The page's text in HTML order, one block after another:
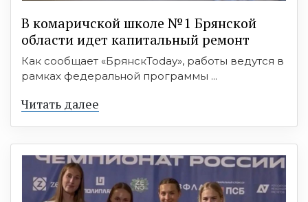
В комаричской школе №1 Брянской
области идет капитальный ремонт
Как сообщает «БрянскToday», работы ведутся в
рамках федеральной программы ...
Читать далее